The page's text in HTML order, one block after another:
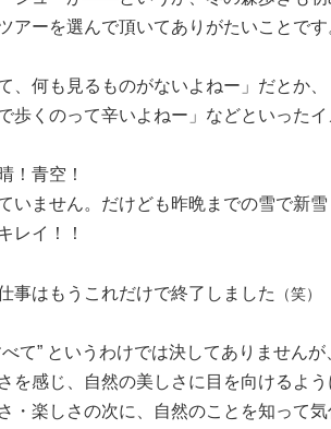
アーを選んで頂いてありがたいことです
、何も見るものがないよねー」だとか、
歩くのって辛いよねー」などといった
！青空！
いません。だけども昨晩までの雪で新雪
レイ！！
事はもうこれだけで終了しました （笑）
て” というわけでは決してありません
を感じ、自然の美しさに目を向けるよう
・楽しさの次に、自然のことを知って